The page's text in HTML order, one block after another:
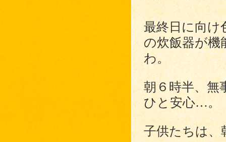
最終日に向け
の炊飯器が機
わ。
朝６時半、無
ひと安心…。
子供たちは、